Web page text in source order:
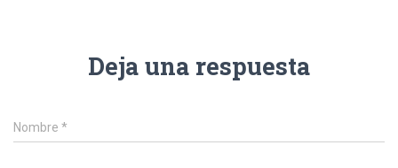
Deja una respuesta
Nombre *